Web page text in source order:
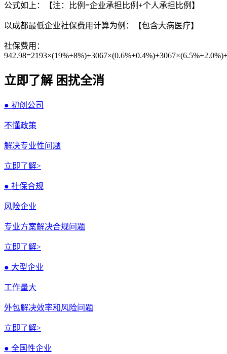
公式如上：【注：比例=企业承担比例+个人承担比例】
以成都最低企业社保费用计算为例：【包含大病医疗】
社保费用：
立即了解 困扰全消
● 初创公司
不懂政策
解决专业性问题
立即了解>
● 社保合规
风险企业
专业方案解决合规问题
立即了解>
● 大型企业
工作量大
外包解决效率和风险问题
立即了解>
● 全国性企业